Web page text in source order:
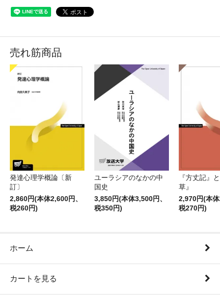
売れ筋商品
発達心理学概論〔新
訂〕
2,860円(本体2,600円、
税260円)
ユーラシアのなかの中
国史
3,850円(本体3,500円、
税350円)
『方丈記』
草』
2,970円(本
税270円)
ホーム
カートを見る